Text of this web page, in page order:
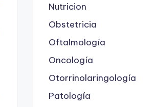
Nutricion
Obstetricia
Oftalmología
Oncología
Otorrinolaringología
Patología